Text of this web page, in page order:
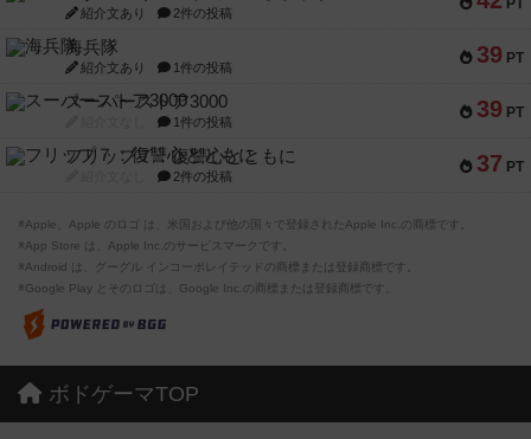
PT
紹介文あり 2件の投稿
39 PT
海兵隊
紹介文あり 1件の投稿
39 PT
スーパーストア3000
1件の投稿
37 PT
フリップ７：復讐心とともに
2件の投稿
※Apple、Apple のロゴ は、米国および他の国々で登録されたApple Inc.の商標です。
※App Store は、Apple Inc.のサービスマークです。
※Android は、グーグル インコーポレイテッドの商標または登録商標です。
※Google Play とそのロゴは、Google Inc.の商標または登録商標です。
ボドゲーマTOP